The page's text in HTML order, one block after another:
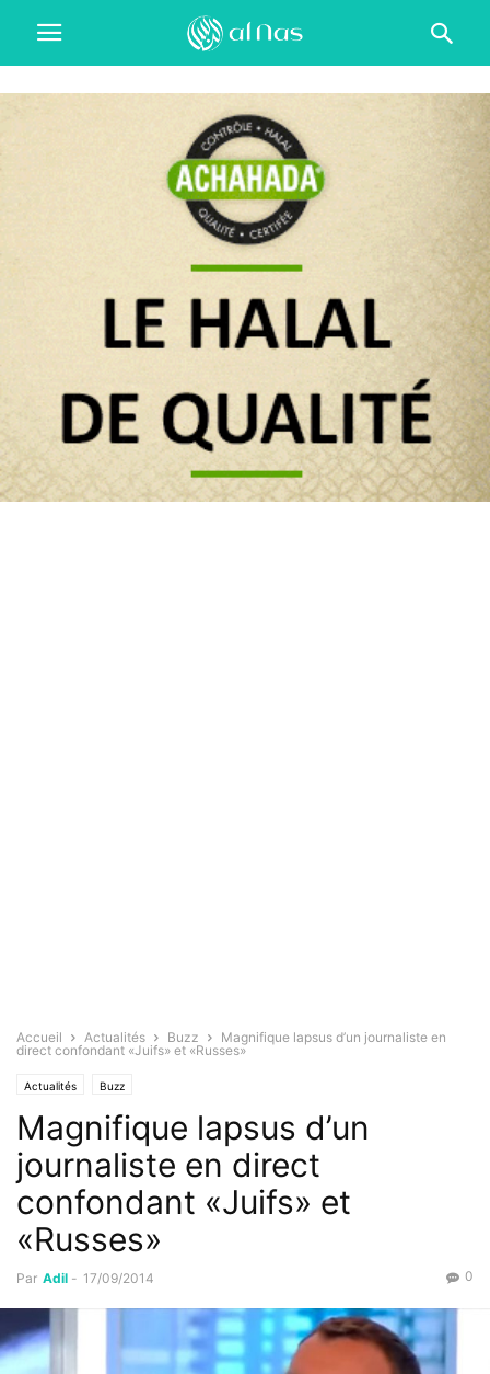
Accueil Actualités Buzz
Magnifique lapsus d’un journaliste en
direct confondant «Juifs» et «Russes»
Actualités Buzz
Magnifique lapsus d’un
journaliste en direct
confondant «Juifs» et
«Russes»
Par Adil - 17/09/2014 0